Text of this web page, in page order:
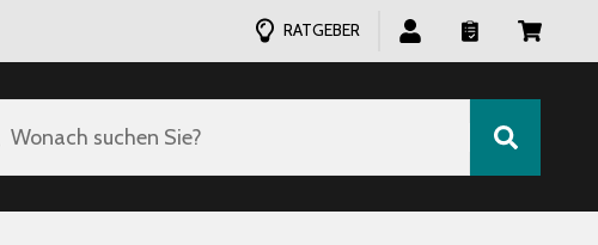
RATGEBER
Wonach suchen Sie?